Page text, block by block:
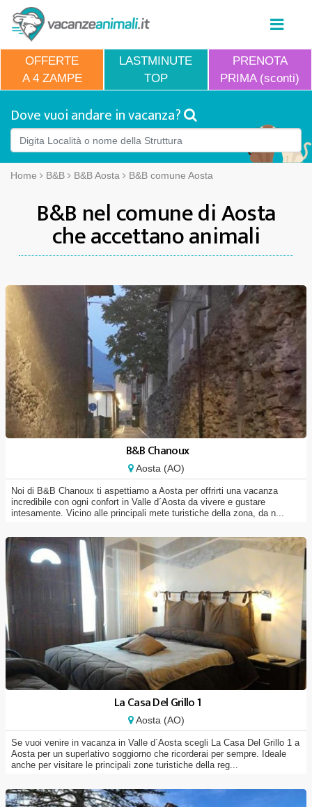
OFFERTE
A 4 ZAMPE
LASTMINUTE
TOP
PRENOTA
PRIMA (sconti)
Dove vuoi andare in vacanza?
Home B&B B&B Aosta B&B comune Aosta
B&B nel comune di Aosta
che accettano animali
B&B Chanoux
Aosta (AO)
Noi di B&B Chanoux ti aspettiamo a Aosta per offrirti una vacanza
incredibile con ogni confort in Valle d´Aosta da vivere e gustare
intesamente. Vicino alle principali mete turistiche della zona, da n...
La Casa Del Grillo 1
Aosta (AO)
Se vuoi venire in vacanza in Valle d´Aosta scegli La Casa Del Grillo 1 a
Aosta per un superlativo soggiorno che ricorderai per sempre. Ideale
anche per visitare le principali zone turistiche della reg...